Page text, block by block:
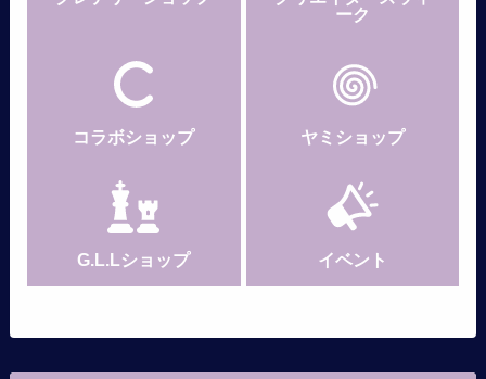
ーク
コラボショップ ヤミショップ
G.L.Lショップ イベント